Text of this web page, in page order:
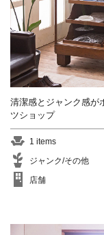
清潔感とジャンク感が
ツショップ
1 items
ジャンク/その他
店舗